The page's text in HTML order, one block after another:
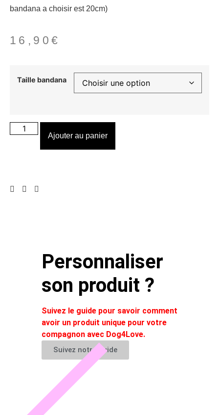
bandana a choisir est 20cm)
16,90 €
Taille bandana
Ajouter au panier
Personnaliser
son produit ?
Suivez le guide pour savoir comment
avoir un produit unique pour votre
compagnon avec Dog4Love.
Suivez notre guide